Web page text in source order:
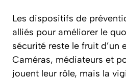
Les dispositifs de
alliés pour améliorer le
sécurité reste le fruit d’un
Caméras, médiateurs et
jouent leur rôle, mais la